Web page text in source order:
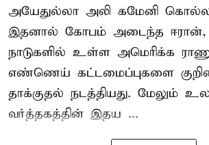
அயேதுல்லா அலி கமேனி
இதனால் கோபம் அடைந்த ஈரான்,
நாடுகளில் உள்ள அமெரிக்க
எண்ணெய் கட்டமைப்புகளை
தாக்குதல் நடத்தியது.
வர்த்தகத்தின் இதய ...